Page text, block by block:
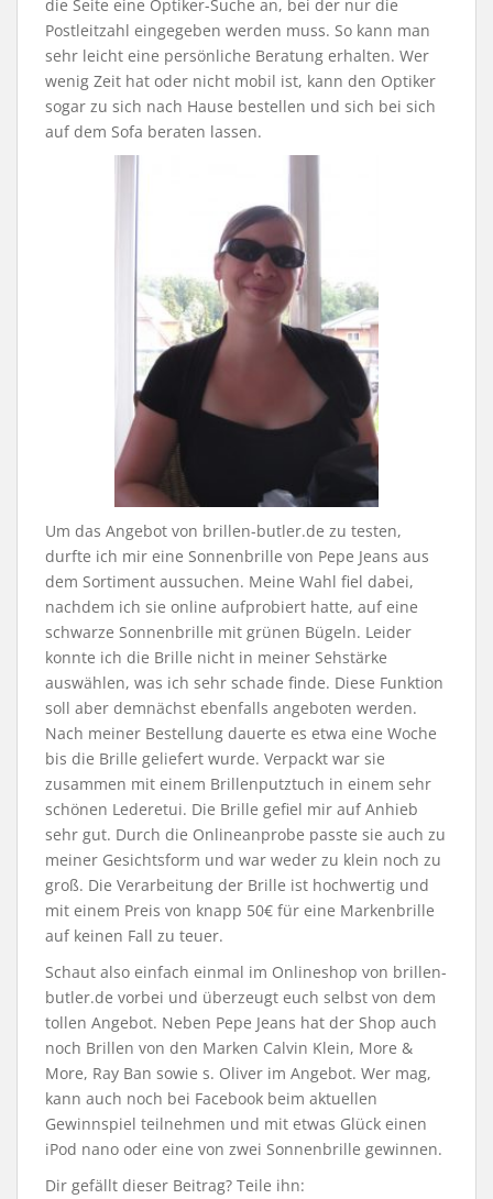
die Seite eine Optiker-Suche an, bei der nur die
Postleitzahl eingegeben werden muss. So kann man
sehr leicht eine persönliche Beratung erhalten. Wer
wenig Zeit hat oder nicht mobil ist, kann den Optiker
sogar zu sich nach Hause bestellen und sich bei sich
auf dem Sofa beraten lassen.
Um das Angebot von brillen-butler.de zu testen,
durfte ich mir eine Sonnenbrille von Pepe Jeans aus
dem Sortiment aussuchen. Meine Wahl fiel dabei,
nachdem ich sie online aufprobiert hatte, auf eine
schwarze Sonnenbrille mit grünen Bügeln. Leider
konnte ich die Brille nicht in meiner Sehstärke
auswählen, was ich sehr schade finde. Diese Funktion
soll aber demnächst ebenfalls angeboten werden.
Nach meiner Bestellung dauerte es etwa eine Woche
bis die Brille geliefert wurde. Verpackt war sie
zusammen mit einem Brillenputztuch in einem sehr
schönen Lederetui. Die Brille gefiel mir auf Anhieb
sehr gut. Durch die Onlineanprobe passte sie auch zu
meiner Gesichtsform und war weder zu klein noch zu
groß. Die Verarbeitung der Brille ist hochwertig und
mit einem Preis von knapp 50€ für eine Markenbrille
auf keinen Fall zu teuer.
Schaut also einfach einmal im Onlineshop von brillen-
butler.de vorbei und überzeugt euch selbst von dem
tollen Angebot. Neben Pepe Jeans hat der Shop auch
noch Brillen von den Marken Calvin Klein, More &
More, Ray Ban sowie s. Oliver im Angebot. Wer mag,
kann auch noch bei Facebook beim aktuellen
Gewinnspiel teilnehmen und mit etwas Glück einen
iPod nano oder eine von zwei Sonnenbrille gewinnen.
Dir gefällt dieser Beitrag? Teile ihn: